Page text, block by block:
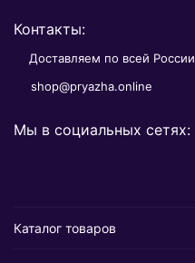
Контакты:
Доставляем по всей России
shop@pryazha.online
Мы в социальных сетях:
Каталог товаров